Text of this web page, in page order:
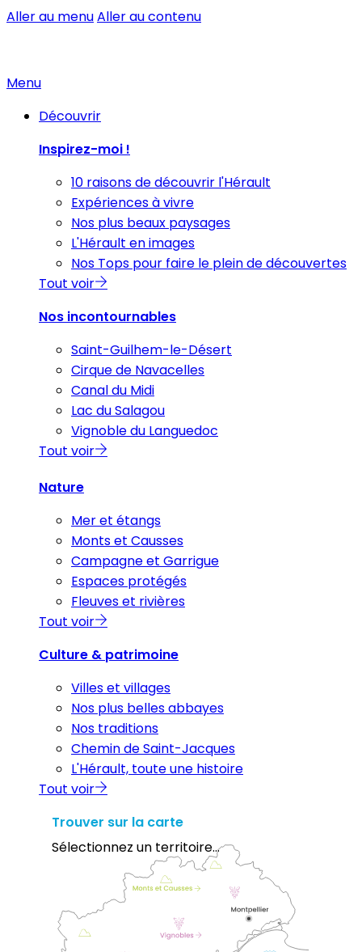
Aller au menuAller au contenu
Menu
Découvrir
Inspirez-moi !
10 raisons de découvrir l'Hérault
Expériences à vivre
Nos plus beaux paysages
L'Hérault en images
Nos Tops pour faire le plein de découvertes
Tout voir
Nos incontournables
Saint-Guilhem-le-Désert
Cirque de Navacelles
Canal du Midi
Lac du Salagou
Vignoble du Languedoc
Tout voir
Nature
Mer et étangs
Monts et Causses
Campagne et Garrigue
Espaces protégés
Fleuves et rivières
Tout voir
Culture & patrimoine
Villes et villages
Nos plus belles abbayes
Nos traditions
Chemin de Saint-Jacques
L'Hérault, toute une histoire
Tout voir
Trouver sur la carte
Sélectionnez un territoire...